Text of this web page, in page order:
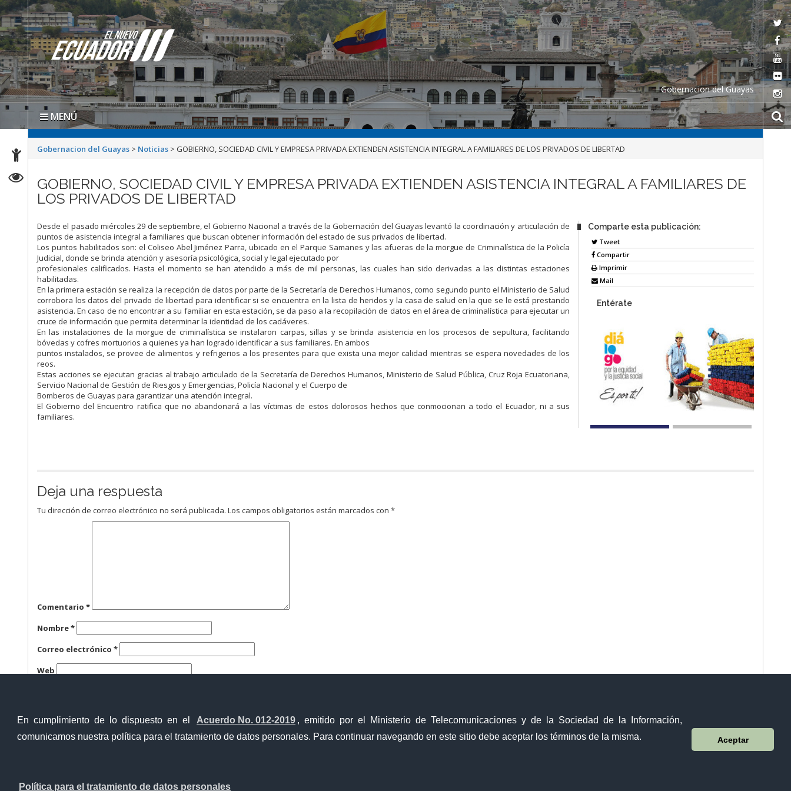
En cumplimiento de lo dispuesto en el Acuerdo No. 012-2019 , emitido por el Ministerio de Telecomunicaciones y de la Sociedad de la Información,
comunicamos nuestra política para el tratamiento de datos personales. Para continuar navegando en este sitio debe aceptar los términos de la misma.
Política para el tratamiento de datos personales
Aceptar
Gobernacion del Guayas
MENÚ
Gobernacion del Guayas > Noticias > GOBIERNO, SOCIEDAD CIVIL Y EMPRESA PRIVADA EXTIENDEN ASISTENCIA INTEGRAL A FAMILIARES DE LOS PRIVADOS DE LIBERTAD
GOBIERNO, SOCIEDAD CIVIL Y EMPRESA PRIVADA EXTIENDEN ASISTENCIA INTEGRAL A FAMILIARES DE
LOS PRIVADOS DE LIBERTAD
Desde el pasado miércoles 29 de septiembre, el Gobierno Nacional a través de la Gobernación del Guayas levantó la coordinación y articulación de
puntos de asistencia integral a familiares que buscan obtener información del estado de sus privados de libertad.
Los puntos habilitados son: el Coliseo Abel Jiménez Parra, ubicado en el Parque Samanes y las afueras de la morgue de Criminalística de la Policía
Judicial, donde se brinda atención y asesoría psicológica, social y legal ejecutado por
profesionales calificados. Hasta el momento se han atendido a más de mil personas, las cuales han sido derivadas a las distintas estaciones
habilitadas.
En la primera estación se realiza la recepción de datos por parte de la Secretaría de Derechos Humanos, como segundo punto el Ministerio de Salud
corrobora los datos del privado de libertad para identificar si se encuentra en la lista de heridos y la casa de salud en la que se le está prestando
asistencia. En caso de no encontrar a su familiar en esta estación, se da paso a la recopilación de datos en el área de criminalística para ejecutar un
cruce de información que permita determinar la identidad de los cadáveres.
En las instalaciones de la morgue de criminalística se instalaron carpas, sillas y se brinda asistencia en los procesos de sepultura, facilitando
bóvedas y cofres mortuorios a quienes ya han logrado identificar a sus familiares. En ambos
puntos instalados, se provee de alimentos y refrigerios a los presentes para que exista una mejor calidad mientras se espera novedades de los
reos.
Estas acciones se ejecutan gracias al trabajo articulado de la Secretaría de Derechos Humanos, Ministerio de Salud Pública, Cruz Roja Ecuatoriana,
Servicio Nacional de Gestión de Riesgos y Emergencias, Policía Nacional y el Cuerpo de
Bomberos de Guayas para garantizar una atención integral.
El Gobierno del Encuentro ratifica que no abandonará a las víctimas de estos dolorosos hechos que conmocionan a todo el Ecuador, ni a sus
familiares.
Comparte esta publicación:
Tweet
Compartir
Imprimir
Mail
Entérate
Deja una respuesta
Tu dirección de correo electrónico no será publicada. Los campos obligatorios están marcados con*
Comentario*
Nombre*
Correo electrónico*
Web
Contacto ciudadano